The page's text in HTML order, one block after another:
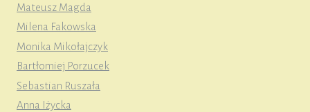
Mateusz Magda
Milena Fakowska
Monika Mikołajczyk
Bartłomiej Porzucek
Sebastian Ruszała
Anna Iżycka